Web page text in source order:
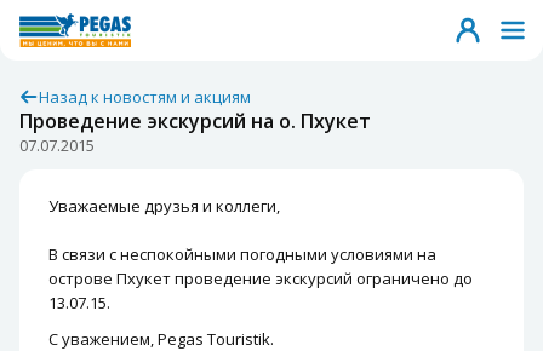
Назад к новостям и акциям
Проведение экскурсий на о. Пхукет
07.07.2015
Уважаемые друзья и коллеги,
В связи с неспокойными погодными условиями на
острове Пхукет проведение экскурсий ограничено до
13.07.15.
С уважением, Pegas Touristik.